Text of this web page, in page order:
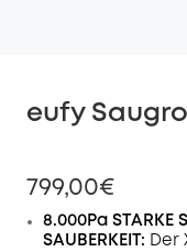
eufy
799,00€
8.000Pa STARKE
SAUBERKEIT: Der